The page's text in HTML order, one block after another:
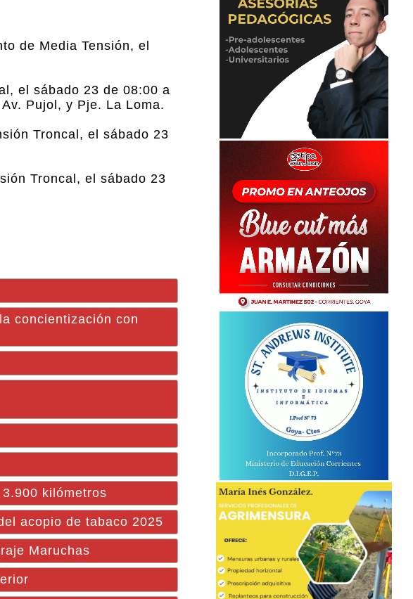
de Media Tensión, el
el sábado 23 de 08:00 a
Pujol, y Pje. La Loma.
Troncal, el sábado 23
Troncal, el sábado 23
concientización con
kilómetros
acopio de tabaco 2025
Maruchas